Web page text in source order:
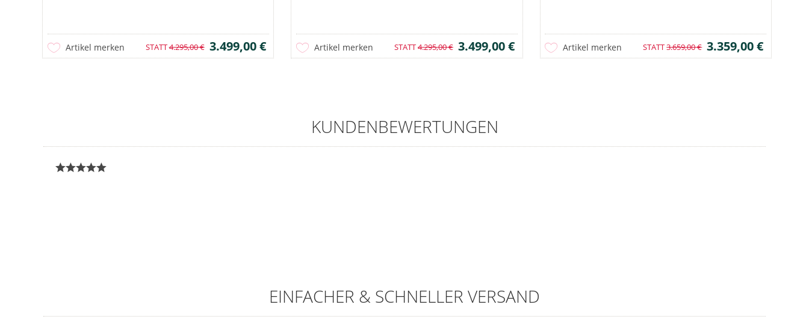
Artikel merken STATT4.295,00 € 3.499,00 € Artikel merken STATT4.295,00 € 3.499,00 € Artikel merken STATT3.659,00 € 3.359,00 €
KUNDENBEWERTUNGEN
EINFACHER & SCHNELLER VERSAND